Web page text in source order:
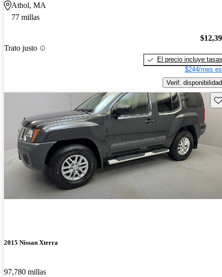
Athol, MA
77 millas
Trato justo
El precio incluye tasas
$244/mes
Verif. disponibilidad
2015 Nissan Xterra
97,780 millas